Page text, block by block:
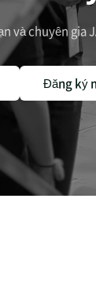
và chuyên gia
Đăng ký